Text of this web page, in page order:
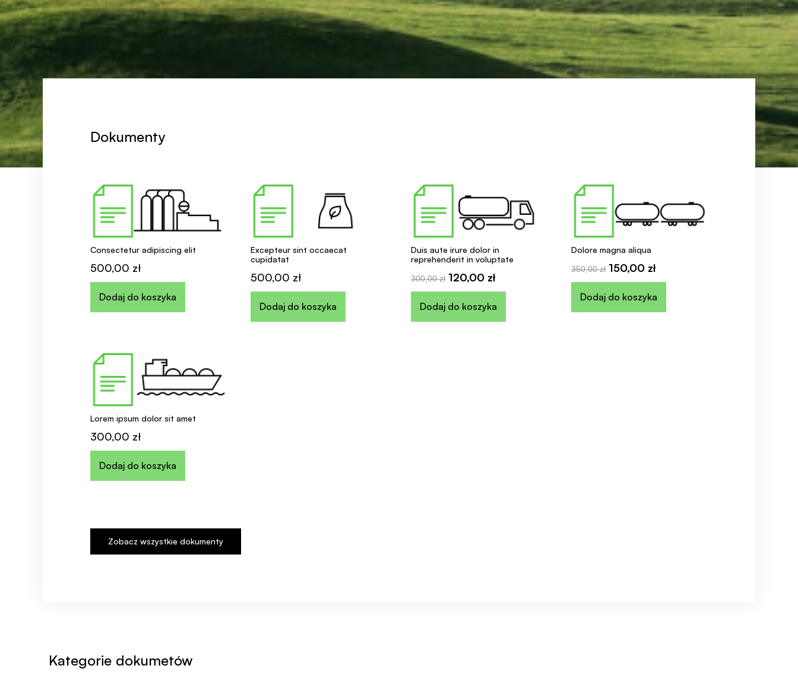
Dokumenty
Consectetur adipiscing elit
500,00 zł
Dodaj do koszyka
Excepteur sint occaecat
cupidatat
500,00 zł
Dodaj do koszyka
Duis aute irure dolor in
reprehenderit in voluptate
300,00zł 120,00 zł
Dodaj do koszyka
Dolore magna aliqua
350,00zł 150,00 zł
Dodaj do koszyka
Lorem ipsum dolor sit amet
300,00 zł
Dodaj do koszyka
Zobacz wszystkie dokumenty
Kategorie dokumetów